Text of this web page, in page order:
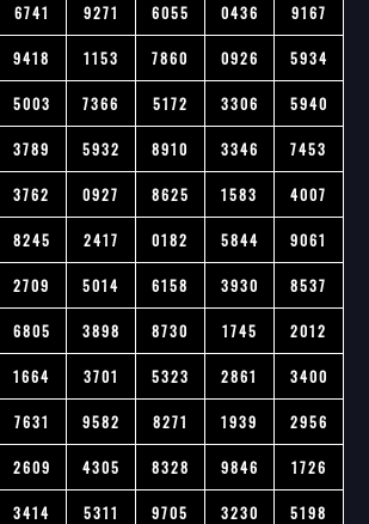
6741
9418
5003
3789
3762
8245
2709
6805
1664
7631
2609
3414
9271
1153
7366
5932
0927
2417
5014
3898
3701
9582
4305
5311
6055
7860
5172
8910
8625
0182
6158
8730
5323
8271
8328
9705
0436
0926
3306
3346
1583
5844
3930
1745
2861
1939
9846
3230
9167
5934
5940
7453
4007
9061
8537
2012
3400
2956
1726
5198